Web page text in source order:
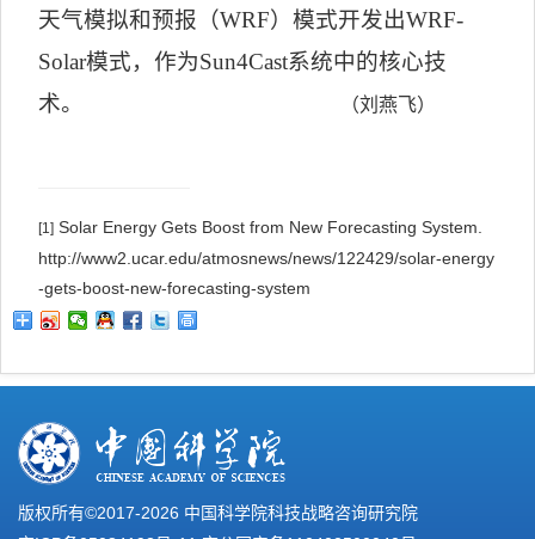
天气模拟和预报（WRF）模式开发出WRF-
Solar模式，作为Sun4Cast系统中的核心技
术。
（刘燕飞）
[1] Solar Energy Gets Boost from New Forecasting System.
http://www2.ucar.edu/atmosnews/news/122429/solar-energy
-gets-boost-new-forecasting-system
版权所有©2017-2026 中国科学院科技战略咨询研究院